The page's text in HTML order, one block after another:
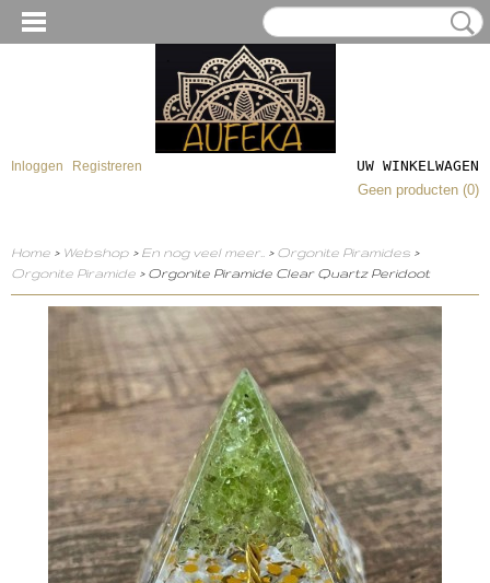
Inloggen Registreren
UW WINKELWAGEN
Geen producten (0)
Home > Webshop > En nog veel meer.. > Orgonite Piramides >
Orgonite Piramide > Orgonite Piramide Clear Quartz Peridoot